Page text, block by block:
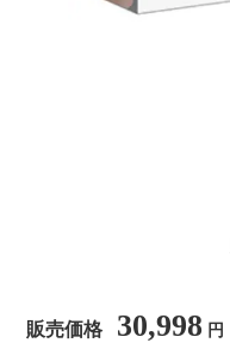
販売価格 30,998 円